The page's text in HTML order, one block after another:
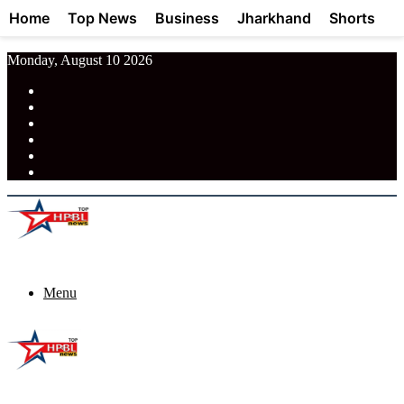
Monday, August 10 2026
Menu
Home Top News Business Jharkhand Shorts